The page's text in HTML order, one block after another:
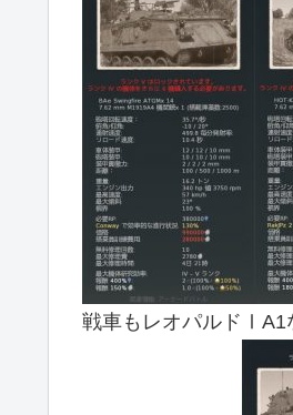
戦車もレオパルドⅠA1